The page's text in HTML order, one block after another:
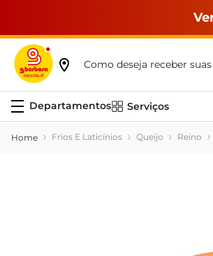
Como deseja receber
Serviços
Frios E Laticínios Queijo Reino